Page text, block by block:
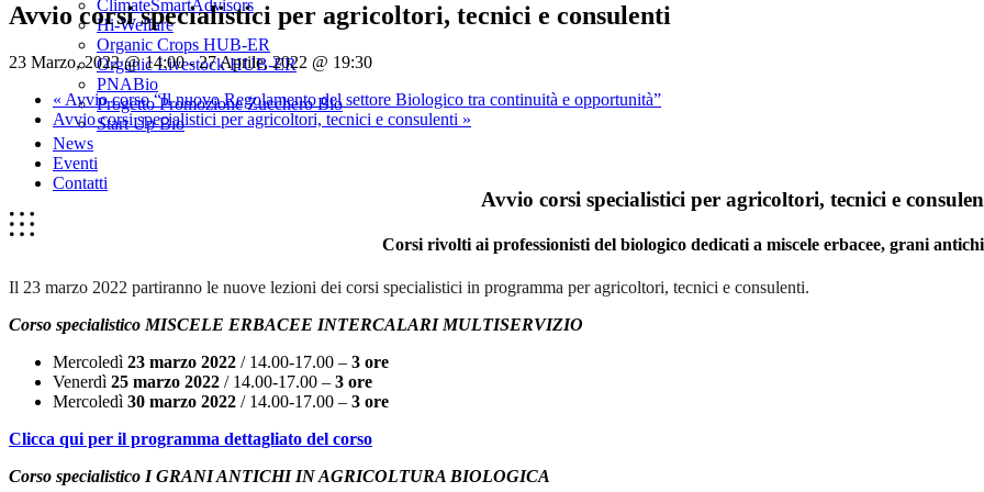
ClimateSmartAdvisors
Hi-Welfare
Organic Crops HUB-ER
Organic Livestock HUB-ER
PNABio
Progetto Promozione Zucchero Bio
Start Up Bio
News
Eventi
Contatti
Avvio corsi specialistici per agricoltori, tecnici e consulenti
23 Marzo, 2022 @ 14:00-27 Aprile, 2022 @ 19:30
« Avvio corso “Il nuovo Regolamento del settore Biologico tra continuità e opportunità”
Avvio corsi specialistici per agricoltori, tecnici e consulenti »
Avvio corsi specialistici per agricoltori, tecnici e
Corsi rivolti ai professionisti del biologico dedicati a miscele erbacee, grani
Il 23 marzo 2022 partiranno le nuove lezioni dei corsi specialistici in programma per agricoltori, tecnici e consulenti.
Corso specialistico MISCELE ERBACEE INTERCALARI MULTISERVIZIO
Mercoledì 23 marzo 2022 / 14.00-17.00 – 3 ore
Venerdì 25 marzo 2022 / 14.00-17.00 – 3 ore
Mercoledì 30 marzo 2022 / 14.00-17.00 – 3 ore
Clicca qui per il programma dettagliato del corso
Corso specialistico I GRANI ANTICHI IN AGRICOLTURA BIOLOGICA